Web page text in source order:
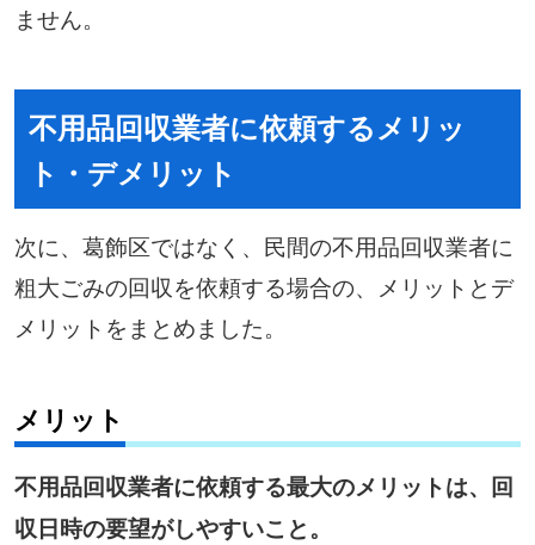
ません。
不用品回収業者に依頼するメリッ
ト・デメリット
次に、葛飾区ではなく、民間の不用品回収業者に
粗大ごみの回収を依頼する場合の、メリットとデ
メリットをまとめました。
メリット
不用品回収業者に依頼する最大のメリットは、回
収日時の要望がしやすいこと。